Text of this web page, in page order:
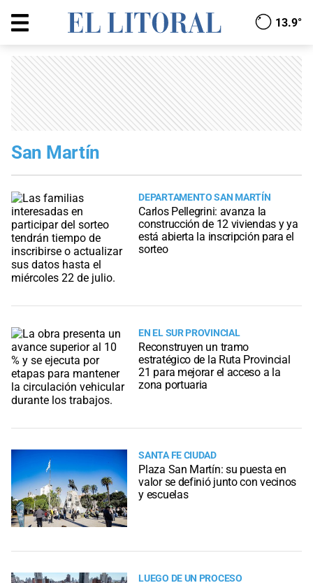
13.9°
San Martín
DEPARTAMENTO SAN MARTÍN
Carlos Pellegrini: avanza la
construcción de 12 viviendas y ya
está abierta la inscripción para el
sorteo
EN EL SUR PROVINCIAL
Reconstruyen un tramo
estratégico de la Ruta Provincial
21 para mejorar el acceso a la
zona portuaria
SANTA FE CIUDAD
Plaza San Martín: su puesta en
valor se definió junto con vecinos
y escuelas
LUEGO DE UN PROCESO